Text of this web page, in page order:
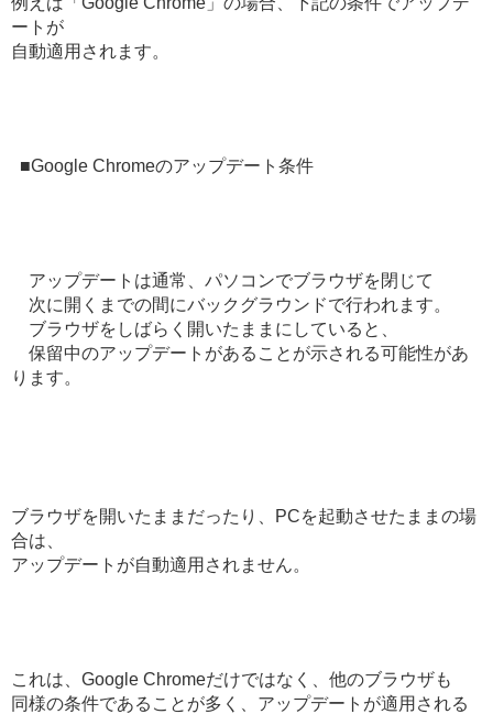
ートが
自動適用されます。
■Google Chromeのアップデート条件
アップデートは通常、パソコンでブラウザを閉じて
次に開くまでの間にバックグラウンドで行われます。
ブラウザをしばらく開いたままにしていると、
保留中のアップデートがあることが示される可能性があ
ります。
ブラウザを開いたままだったり、PCを起動させたままの場
合は、
アップデートが自動適用されません。
これは、Google Chromeだけではなく、他のブラウザも
同様の条件であることが多く、アップデートが適用される